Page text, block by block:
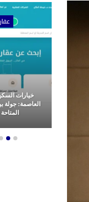
كلين
نقدم خدمات
المملكة